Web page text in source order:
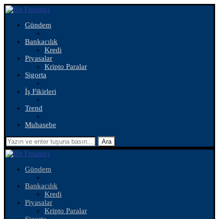
Gündem
Bankacılık
Kredi
Piyasalar
Kripto Paralar
Sigorta
İş Fikirleri
Trend
Muhasebe
Ara
Gündem
Bankacılık
Kredi
Piyasalar
Kripto Paralar